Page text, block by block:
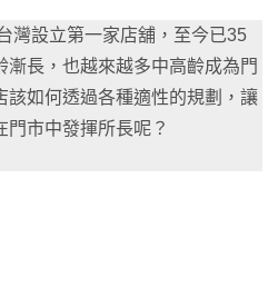
灣設立第一家店舖，至今已35
長，也越來越多中高齡成為門
該如何透過各種適性的規劃，讓
門市中發揮所長呢？